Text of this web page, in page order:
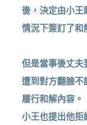
後，決定由小
情況下簽訂了和
但是當事後丈夫
遭到對方翻臉
履行和解內容。
小王也提出他